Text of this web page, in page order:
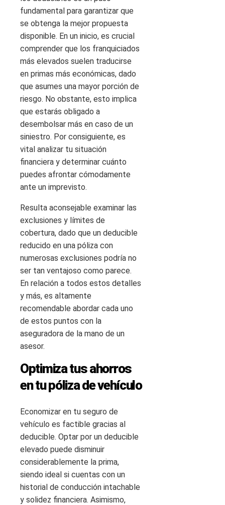
fundamental para garantizar que
se obtenga la mejor propuesta
disponible. En un inicio, es crucial
comprender que los franquiciados
más elevados suelen traducirse
en primas más económicas, dado
que asumes una mayor porción de
riesgo. No obstante, esto implica
que estarás obligado a
desembolsar más en caso de un
siniestro. Por consiguiente, es
vital analizar tu situación
financiera y determinar cuánto
puedes afrontar cómodamente
ante un imprevisto.
Resulta aconsejable examinar las
exclusiones y límites de
cobertura, dado que un deducible
reducido en una póliza con
numerosas exclusiones podría no
ser tan ventajoso como parece.
En relación a todos estos detalles
y más, es altamente
recomendable abordar cada uno
de estos puntos con la
aseguradora de la mano de un
asesor.
Optimiza tus ahorros
en tu póliza de vehículo
Economizar en tu seguro de
vehículo es factible gracias al
deducible. Optar por un deducible
elevado puede disminuir
considerablemente la prima,
siendo ideal si cuentas con un
historial de conducción intachable
y solidez financiera. Asimismo,